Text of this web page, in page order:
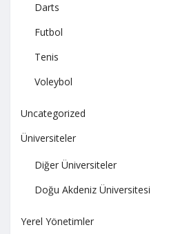
Darts
Futbol
Tenis
Voleybol
Uncategorized
Üniversiteler
Diğer Üniversiteler
Doğu Akdeniz Üniversitesi
Yerel Yönetimler